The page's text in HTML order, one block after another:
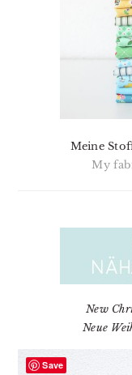
Meine
My
New
Neue
Save